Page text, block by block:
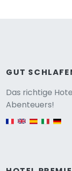
GUT
Das richtige
Abenteuers!